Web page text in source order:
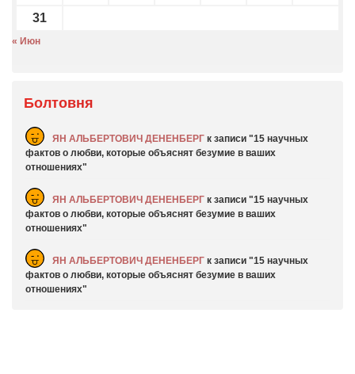
31
« Июн
Болтовня
ЯН АЛЬБЕРТОВИЧ ДЕНЕНБЕРГ к записи
15 научных
фактов о любви, которые объяснят безумие в ваших
отношениях
ЯН АЛЬБЕРТОВИЧ ДЕНЕНБЕРГ к записи
15 научных
фактов о любви, которые объяснят безумие в ваших
отношениях
ЯН АЛЬБЕРТОВИЧ ДЕНЕНБЕРГ к записи
15 научных
фактов о любви, которые объяснят безумие в ваших
отношениях